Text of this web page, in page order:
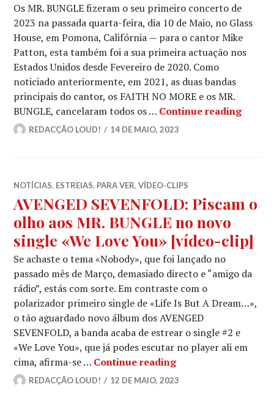
Os MR. BUNGLE fizeram o seu primeiro concerto de
2023 na passada quarta-feira, dia 10 de Maio, no Glass
House, em Pomona, Califórnia — para o cantor Mike
Patton, esta também foi a sua primeira actuação nos
Estados Unidos desde Fevereiro de 2020. Como
noticiado anteriormente, em 2021, as duas bandas
principais do cantor, os FAITH NO MORE e os MR.
BUNGLE, cancelaram todos os … Continue readingMR.
REDACÇÃO LOUD! 14 DE MAIO, 2023
NOTÍCIAS, ESTREIAS, PARA VER,VÍDEO-CLIPS
AVENGED SEVENFOLD: Piscam o
olho aos MR. BUNGLE no novo
single «We Love You» [vídeo-clip]
Se achaste o tema «Nobody», que foi lançado no
passado mês de Março, demasiado directo e “amigo da
rádio”, estás com sorte. Em contraste com o
polarizador primeiro single de «Life Is But A Dream…»,
o tão aguardado novo álbum dos AVENGED
SEVENFOLD, a banda acaba de estrear o single #2 e
«We Love You», que já podes escutar no player ali em
cima, afirma-se … Continue readingAVENGED
REDACÇÃO LOUD! 12 DE MAIO, 2023